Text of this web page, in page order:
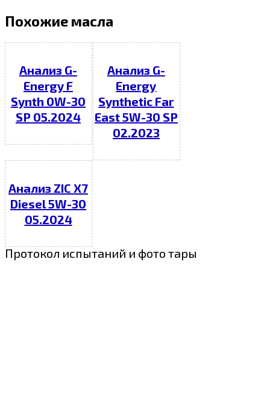
Похожие масла
Анализ G-
Energy F
Synth 0W-30
SP 05.2024
Анализ G-
Energy
Synthetic Far
East 5W-30 SP
02.2023
Анализ ZIC X7
Diesel 5W-30
05.2024
Протокол испытаний и фото тары